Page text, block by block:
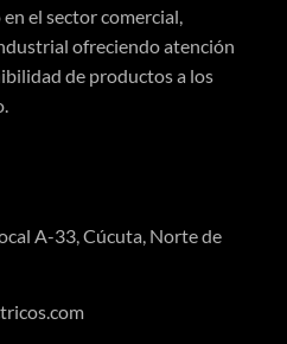
el sector comercial,
ofreciendo atención
de productos a los
A-33, Cúcuta, Norte de